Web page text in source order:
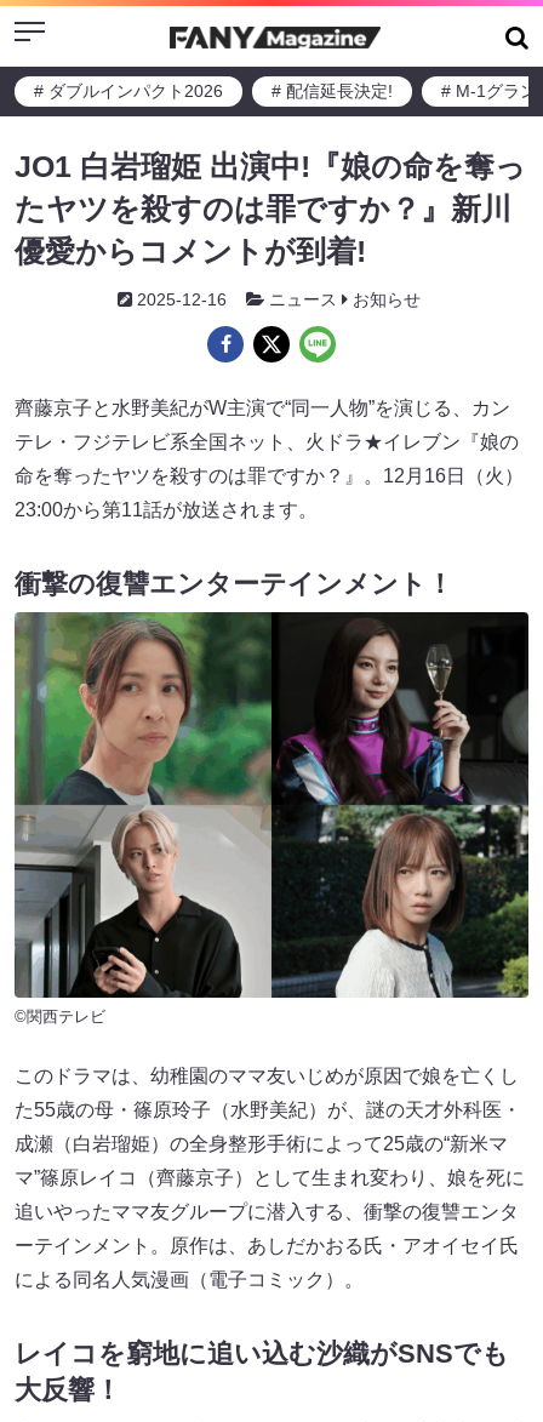
Menu
# ダブルインパクト2026 # 配信延長決定! # M-1グラン
JO1 白岩瑠姫 出演中!『娘の命を奪っ
たヤツを殺すのは罪ですか？』新川
優愛からコメントが到着!
2025-12-16 ニュース お知らせ
齊藤京子と水野美紀がW主演で“同一人物”を演じる、カン
テレ・フジテレビ系全国ネット、火ドラ★イレブン『娘の
命を奪ったヤツを殺すのは罪ですか？』。12月16日（火）
23:00から第11話が放送されます。
衝撃の復讐エンターテインメント！
©関西テレビ
このドラマは、幼稚園のママ友いじめが原因で娘を亡くし
た55歳の母・篠原玲子（水野美紀）が、謎の天才外科医・
成瀬（白岩瑠姫）の全身整形手術によって25歳の“新米マ
マ”篠原レイコ（齊藤京子）として生まれ変わり、娘を死に
追いやったママ友グループに潜入する、衝撃の復讐エンタ
ーテインメント。原作は、あしだかおる氏・アオイセイ氏
による同名人気漫画（電子コミック）。
レイコを窮地に追い込む沙織がSNSでも
大反響！